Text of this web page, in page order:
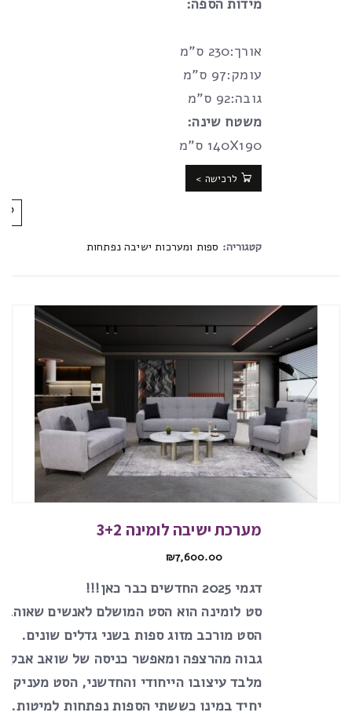
אורך:230 ס”מ
עומק:97 ס”מ
גובה:92 ס”מ
משטח שינה:
140X190 ס”מ
לרכישה >
קטגוריה: ספות ומערכות ישיבה נפתחות
מערכת ישיבה לומינה 3+2
₪7,600.00
דגמי 2025 החדשים כבר כאן!!!
סט לומינה הוא הסט המושלם לאנשים
הסט מורכב מזוג ספות בשני גדלים שונים.
גבוה מהרצפה ומאפשר כניסה של שואב אבק
מלבד עיצובו הייחודי והחדשני, הסט מעניק
יחיד במינו כששתי הספות נפתחות למיטות.